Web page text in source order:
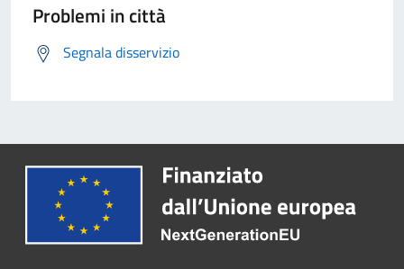
Problemi in città
Segnala disservizio